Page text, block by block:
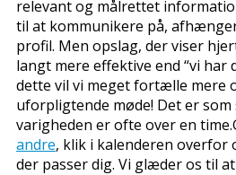
relevant og målrettet
til at kommunikere på,
profil. Men opslag, der viser
langt mere effektive end “vi har
dette vil vi meget fortælle mere
uforpligtende møde! Det er
varigheden er ofte over en
andre, klik i kalenderen overfor
der passer dig. Vi glæder os til